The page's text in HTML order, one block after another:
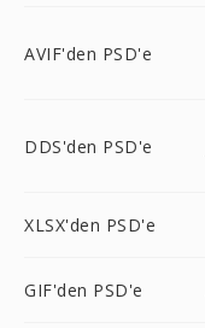
AVIF'den PSD'e
DDS'den PSD'e
XLSX'den PSD'e
GIF'den PSD'e